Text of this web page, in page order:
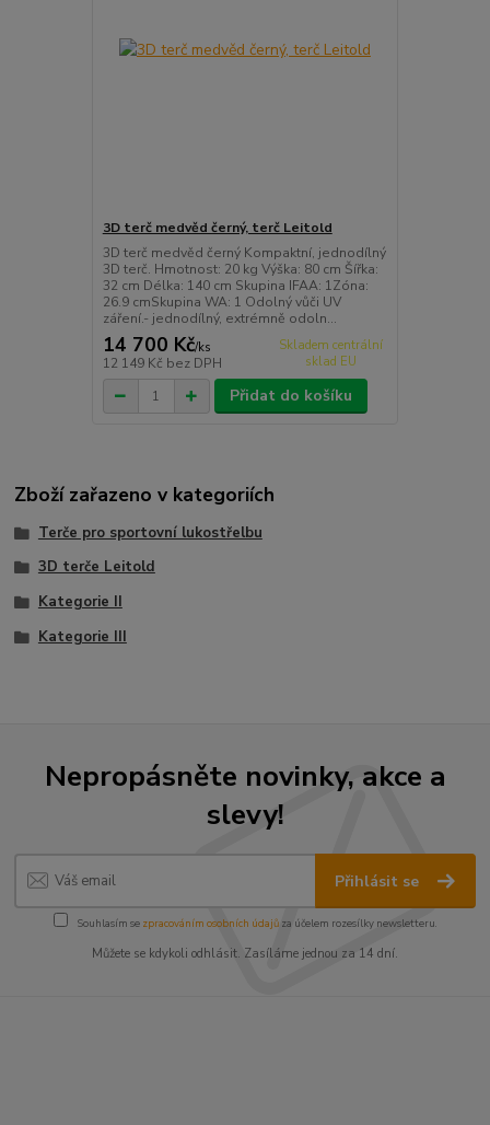
3D terč medvěd černý, terč Leitold
3D terč medvěd černý Kompaktní, jednodílný
3D terč. Hmotnost: 20 kg Výška: 80 cm Šířka:
32 cm Délka: 140 cm Skupina IFAA: 1Zóna:
26.9 cmSkupina WA: 1 Odolný vůči UV
záření.- jednodílný, extrémně odoln...
14 700 Kč/ks
12 149 Kč bez DPH
Skladem centrální
sklad EU
Přidat do košíku
Zboží zařazeno v kategoriích
Terče pro sportovní lukostřelbu
3D terče Leitold
Kategorie II
Kategorie III
Nepropásněte novinky, akce a
slevy!
Přihlásit se
Souhlasím se zpracováním osobních údajůza účelem rozesílky newsletteru.
Můžete se kdykoli odhlásit. Zasíláme jednou za 14 dní.